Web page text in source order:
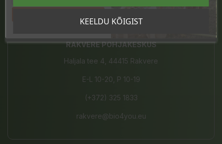
kaubamajakas@bio4you.eu
RAKVERE PÕHJAKESKUS
Haljala tee 4, 44415 Rakvere
E-L 10-20, P 10-19
(+372) 325 1833
rakvere@bio4you.eu
KEELDU KÕIGIST